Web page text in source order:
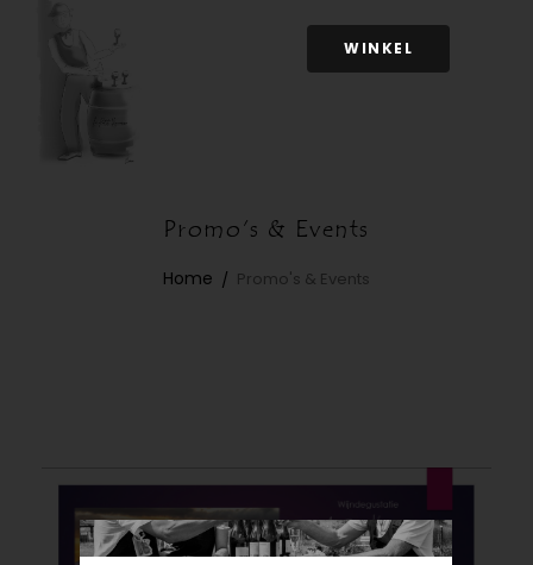
WINKEL
Promo's & Events
Home Promo's & Events